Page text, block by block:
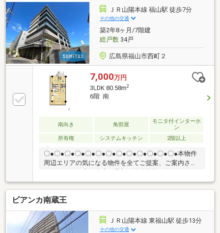
ＪＲ山陽本線 福山駅 徒歩7分
その他の交通
築2年8ヶ月/7階建
総戸数34戸
広島県福山市西町２
7,000万円
3LDK 80.58m2
6階 南
南向き 角部屋
モニタ付インターホ
ン
所有権
システムキッチン 2階以上
〇●〇●〇●〇●〇●〇●〇●〇●〇●〇●〇●〇●〇●本物件
周辺エリアの気になる物件を全てご提案、ご案内させ
まとめて物件見学ができる見学ツアーは【その場確
定！ 見学予約する（無料）からご予約下さい】〇●
〇●〇●〇●〇●〇●〇●〇●〇●〇●〇●〇●〇●◇洗練を極
めた築浅の上質空間・2023年築の築浅分譲！6階南向
き角住戸 ・を基調としたモダン内装に、温かみある
木目調の対面式キッチンが美しく調和 ・34平米超の
ビアンカ南蔵王
ＪＲ山陽本線 東福山駅 徒歩13分
その他の交通